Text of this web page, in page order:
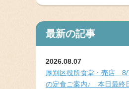
最新の記事
2026.08.07
厚別区役所食堂・売店 8/
の定食ご案内♪ 本日最終